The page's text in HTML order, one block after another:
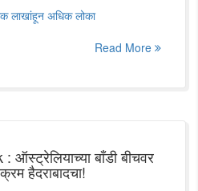
लाखांहून अधिक लोका
Read More
बाँडी बीचवर
हैदराबादचा!